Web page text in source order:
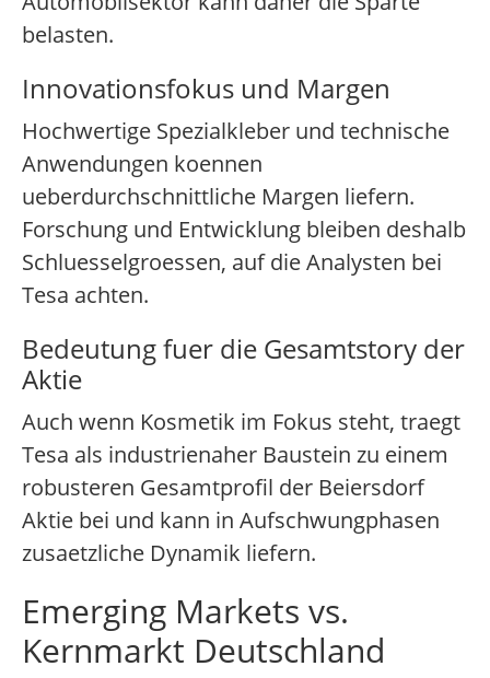
belasten.
Innovationsfokus und Margen
Hochwertige Spezialkleber und technische
Anwendungen koennen
ueberdurchschnittliche Margen liefern.
Forschung und Entwicklung bleiben deshalb
Schluesselgroessen, auf die Analysten bei
Tesa achten.
Bedeutung fuer die Gesamtstory der
Aktie
Auch wenn Kosmetik im Fokus steht, traegt
Tesa als industrienaher Baustein zu einem
robusteren Gesamtprofil der Beiersdorf
Aktie bei und kann in Aufschwungphasen
zusaetzliche Dynamik liefern.
Emerging Markets vs.
Kernmarkt Deutschland